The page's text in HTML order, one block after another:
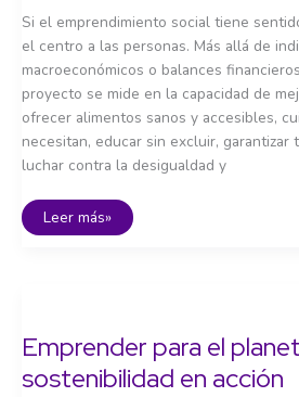
Si el emprendimiento social tiene
el centro a las personas. Más allá de
macroeconómicos o balances
proyecto se mide en la capacidad de
ofrecer alimentos sanos y accesibles,
necesitan, educar sin excluir, garantizar
luchar contra la desigualdad y
Emprender
para
Leer más»
Emprender para el
sostenibilidad en acción